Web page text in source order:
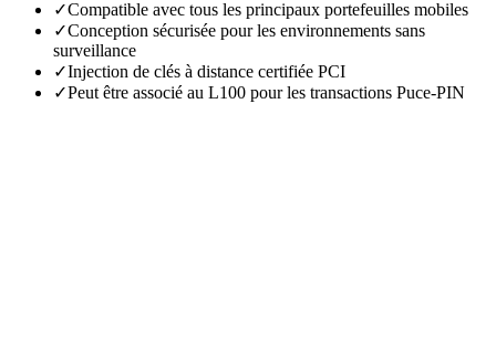
✓Compatible avec tous les principaux portefeuilles mobiles
✓Conception sécurisée pour les environnements sans
surveillance
✓Injection de clés à distance certifiée PCI
✓Peut être associé au L100 pour les transactions Puce-PIN